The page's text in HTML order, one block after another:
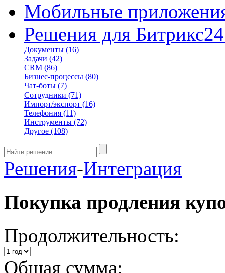
Мобильные
Решения для Битрикс24
Документы (16)
Задачи (42)
CRM (86)
Бизнес-процессы (80)
Чат-боты (7)
Сотрудники (71)
Импорт/экспорт (16)
Телефония (11)
Инструменты (72)
Другое (108)
Решения-Интеграция
Покупка продления
Продолжительность:
Общая сумма: